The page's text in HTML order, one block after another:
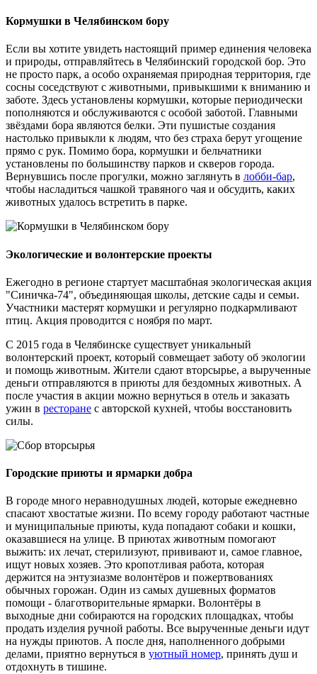
Кормушки в Челябинском бору
Если вы хотите увидеть настоящий пример единения человека
и природы, отправляйтесь в Челябинский городской бор. Это
не просто парк, а особо охраняемая природная территория, где
сосны соседствуют с животными, привыкшими к вниманию и
заботе. Здесь установлены кормушки, которые периодически
пополняются и обслуживаются с особой заботой. Главными
звёздами бора являются белки. Эти пушистые создания
настолько привыкли к людям, что без страха берут угощение
прямо с рук. Помимо бора, кормушки и бельчатники
установлены по большинству парков и скверов города.
Вернувшись после прогулки, можно заглянуть в лобби-бар,
чтобы насладиться чашкой травяного чая и обсудить, каких
животных удалось встретить в парке.
Экологические и волонтерские проекты
Ежегодно в регионе стартует масштабная экологическая акция
"Синичка-74", объединяющая школы, детские сады и семьи.
Участники мастерят кормушки и регулярно подкармливают
птиц. Акция проводится с ноября по март.
С 2015 года в Челябинске существует уникальный
волонтерский проект, который совмещает заботу об экологии
и помощь животным. Жители сдают вторсырье, а вырученные
деньги отправляются в приюты для бездомных животных. А
после участия в акции можно вернуться в отель и заказать
ужин в ресторане с авторской кухней, чтобы восстановить
силы.
Городские приюты и ярмарки добра
В городе много неравнодушных людей, которые ежедневно
спасают хвостатые жизни. По всему городу работают частные
и муниципальные приюты, куда попадают собаки и кошки,
оказавшиеся на улице. В приютах животным помогают
выжить: их лечат, стерилизуют, прививают и, самое главное,
ищут новых хозяев. Это кропотливая работа, которая
держится на энтузиазме волонтёров и пожертвованиях
обычных горожан. Один из самых душевных форматов
помощи - благотворительные ярмарки. Волонтёры в
выходные дни собираются на городских площадках, чтобы
продать изделия ручной работы. Все вырученные деньги идут
на нужды приютов. А после дня, наполненного добрыми
делами, приятно вернуться в уютный номер, принять душ и
отдохнуть в тишине.